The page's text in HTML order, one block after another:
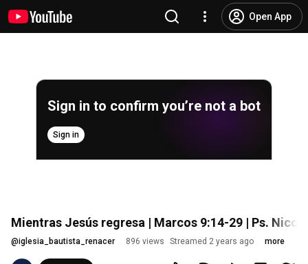
Open App
Sign in to confirm you’re not a bot
Sign in
Mientras Jesús regresa | Marcos 9:14-29 | Ps.
@iglesia_bautista_renacer 896 views Streamed 2 years ago more